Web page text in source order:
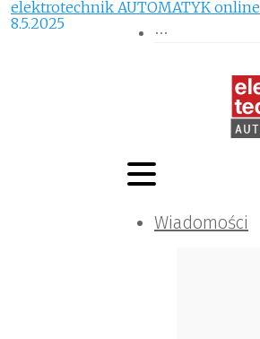
Wiadomości
elektrotechnik AUTOMATYK online
8.5.2025